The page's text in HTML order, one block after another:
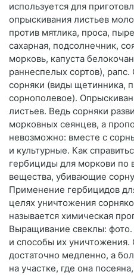
используется для
опрыскивания листьев
против мятлика, проса,
сахарная, подсолнечник,
морковь, капуста
раннеспелых сортов),
сорняки (виды щетинника,
сорнополевое).
листьев. Ведь сорняки
морковных сеянцев, а
невозможно: вместе с
и культурные. Как
гербициды для моркови по
вещества, убивающие
Применение гербицидов
целях уничтожения
называется химическая
Выращивание свеклы:
и способы их уничтожения.
достаточно медленно, а
на участке, где она